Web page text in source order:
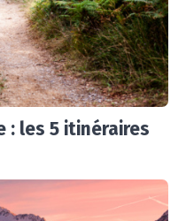
: les 5 itinéraires